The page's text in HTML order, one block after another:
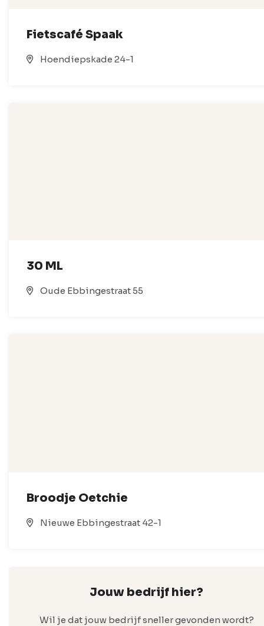
Fietscafé Spaak
Hoendiepskade 24-1
30 ML
Oude Ebbingestraat 55
Broodje Oetchie
Nieuwe Ebbingestraat 42-1
Jouw bedrijf hier?
Wil je dat jouw bedrijf sneller gevonden wordt?